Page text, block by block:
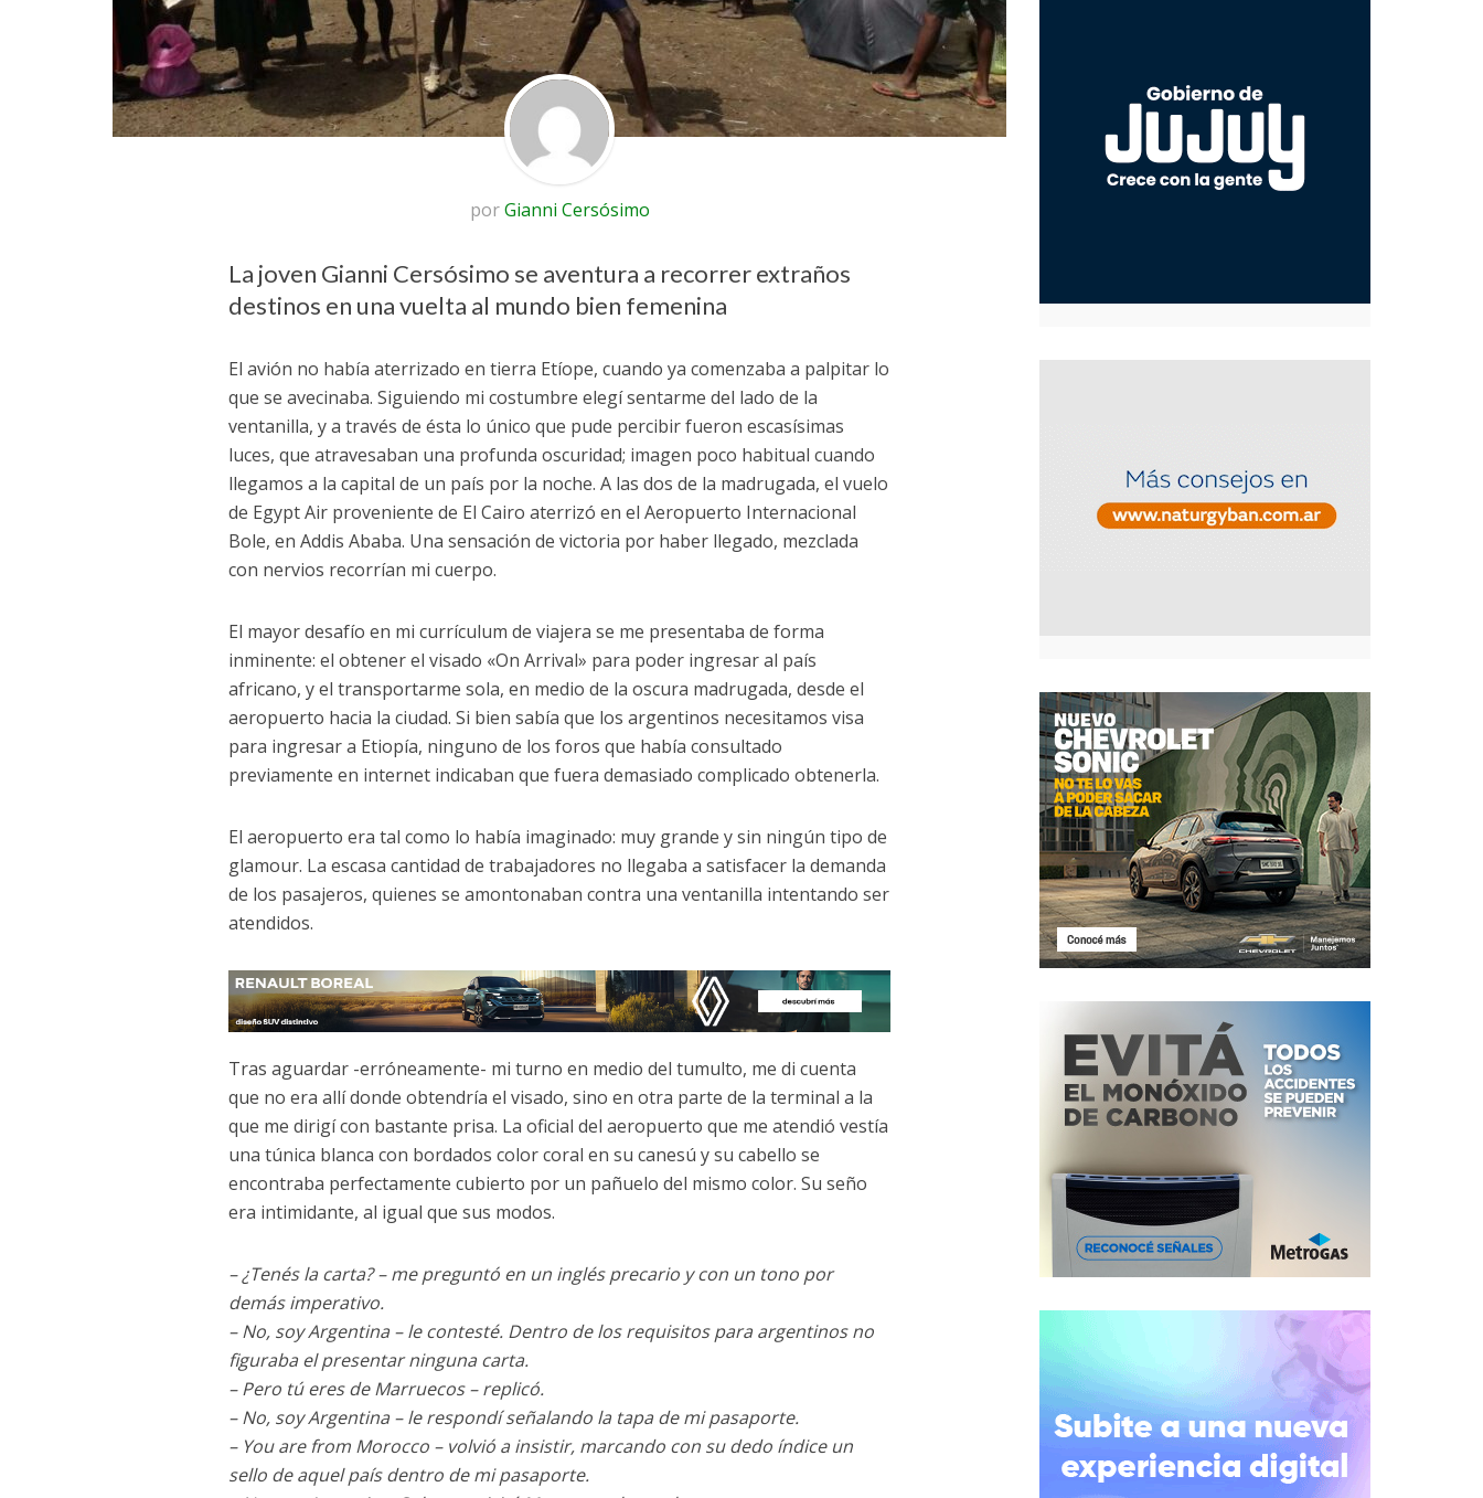
porGianni Cersósimo
La joven Gianni Cersósimo se aventura a recorrer extraños
destinos en una vuelta al mundo bien femenina
El avión no había aterrizado en tierra Etíope, cuando ya comenzaba a palpitar lo
que se avecinaba. Siguiendo mi costumbre elegí sentarme del lado de la
ventanilla, y a través de ésta lo único que pude percibir fueron escasísimas
luces, que atravesaban una profunda oscuridad; imagen poco habitual cuando
llegamos a la capital de un país por la noche. A las dos de la madrugada, el vuelo
de Egypt Air proveniente de El Cairo aterrizó en el Aeropuerto Internacional
Bole, en Addis Ababa. Una sensación de victoria por haber llegado, mezclada
con nervios recorrían mi cuerpo.
El mayor desafío en mi currículum de viajera se me presentaba de forma
inminente: el obtener el visado «On Arrival» para poder ingresar al país
africano, y el transportarme sola, en medio de la oscura madrugada, desde el
aeropuerto hacia la ciudad. Si bien sabía que los argentinos necesitamos visa
para ingresar a Etiopía, ninguno de los foros que había consultado
previamente en internet indicaban que fuera demasiado complicado obtenerla.
El aeropuerto era tal como lo había imaginado: muy grande y sin ningún tipo de
glamour. La escasa cantidad de trabajadores no llegaba a satisfacer la demanda
de los pasajeros, quienes se amontonaban contra una ventanilla intentando ser
atendidos.
Tras aguardar -erróneamente- mi turno en medio del tumulto, me di cuenta
que no era allí donde obtendría el visado, sino en otra parte de la terminal a la
que me dirigí con bastante prisa. La oficial del aeropuerto que me atendió vestía
una túnica blanca con bordados color coral en su canesú y su cabello se
encontraba perfectamente cubierto por un pañuelo del mismo color. Su seño
era intimidante, al igual que sus modos.
– ¿Tenés la carta? – me preguntó en un inglés precario y con un tono por
demás imperativo.
– No, soy Argentina – le contesté. Dentro de los requisitos para argentinos no
figuraba el presentar ninguna carta.
– Pero tú eres de Marruecos – replicó.
– No, soy Argentina – le respondí señalando la tapa de mi pasaporte.
– You are from Morocco – volvió a insistir, marcando con su dedo índice un
sello de aquel país dentro de mi pasaporte.